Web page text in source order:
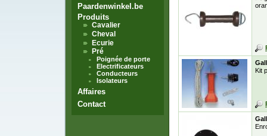
Paardenwinkel.be
Produits
Cavalier
Cheval
Ecurie
Pré
Poignée de porte
Electrificateurs
Conducteurs
Isolateurs
Affaires
Contact
Kit